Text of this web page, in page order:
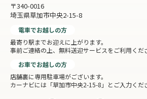
〒340-0016
埼玉県草加市中央2-15-8
電車でお越しの方
最寄り駅までお迎えに上がります。
事前ご連絡の上、無料送迎サービスをご利用くだ
お車でお越しの方
店舗裏に専用駐車場がございます。
カーナビには「草加市中央2-15-8」とご入力くだ